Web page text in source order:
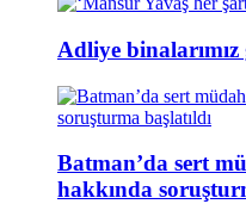
Adliye
Batman’da sert
hakkında